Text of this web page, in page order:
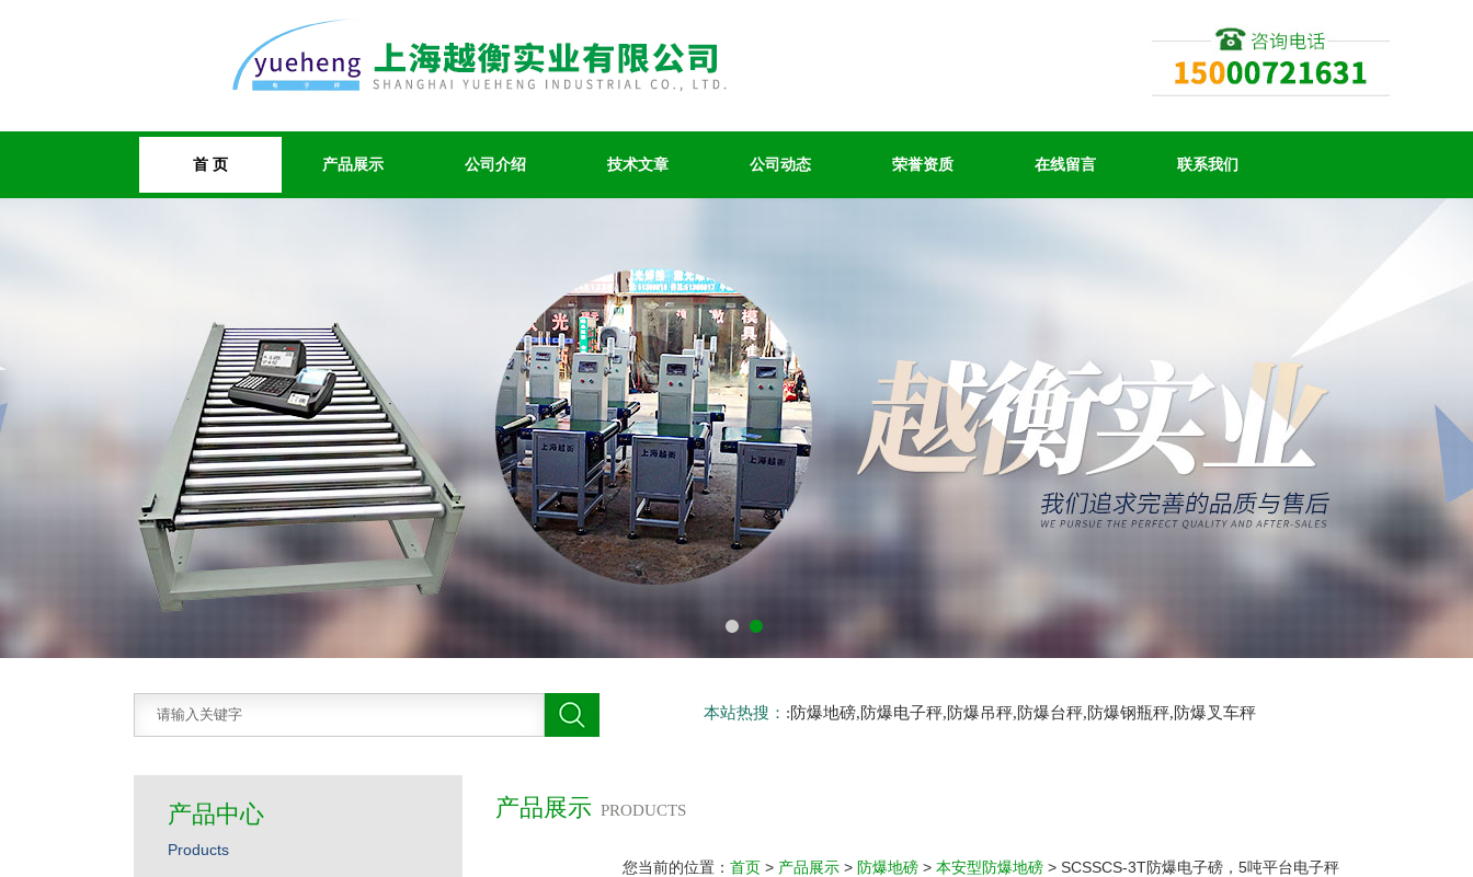
首 页 产品展示 公司介绍 技术文章 公司动态 荣誉资质 在线留言 联系我们
本站热搜： :防爆地磅,防爆电子秤,防爆吊秤,防爆台秤,防爆钢瓶秤,防爆叉车秤
产品展示 PRODUCTS
您当前的位置： 首页 > 产品展示 > 防爆地磅 > 本安型防爆地磅 > SCSSCS-3T防爆电子磅，5吨平台电子秤
产品中心
Products